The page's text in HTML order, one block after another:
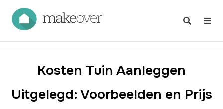
Kosten Tuin Aanleggen
Uitgelegd: Voorbeelden en Prijs